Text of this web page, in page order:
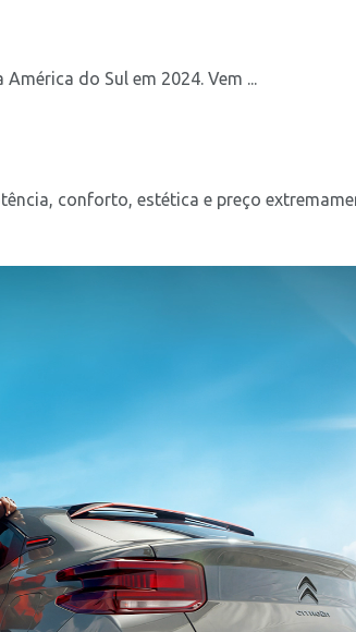
do Sul em 2024. Vem ...
conforto, estética e preço